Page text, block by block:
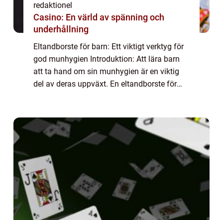
redaktionel
Casino: En värld av spänning och
underhållning
Eltandborste för barn: Ett viktigt verktyg för
god munhygien Introduktion: Att lära barn
att ta hand om sin munhygien är en viktig
del av deras uppväxt. En eltandborste för